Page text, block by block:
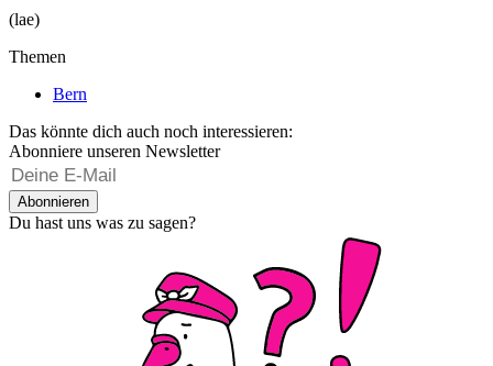
(lae)
Themen
Bern
Das könnte dich auch noch interessieren:
Abonniere unseren Newsletter
Abonnieren
Du hast uns was zu sagen?